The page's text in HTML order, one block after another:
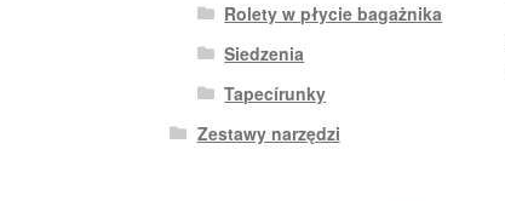
Rolety w płycie bagażnika
Siedzenia
Tapecírunky
Zestawy narzędzi